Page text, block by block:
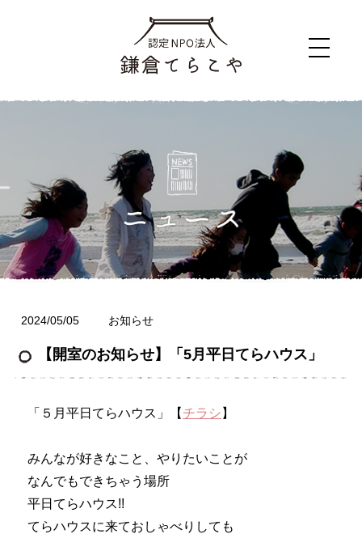
2024/05/05 お知らせ
【開室のお知らせ】「5月平日てらハウス」
「５月平日てらハウス」【 チラシ 】
みんなが好きなこと、やりたいことが
なんでもできちゃう場所
平日てらハウス!!
てらハウスに来ておしゃべりしても